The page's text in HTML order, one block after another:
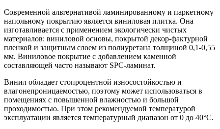
Современной альтернативой ламинированному и паркетному
напольному покрытию является виниловая плитка. Она
изготавливается с применением экологически чистых
материалов: виниловой основы, покрытой декор-фактурной
пленкой и защитным слоем из полиуретана толщиной 0,1-0,55
мм. Виниловое покрытие с добавлением каменной
составляющей часто называют SPC-ламинат.
Винил обладает стопроцентной износостойкостью и
влагонепроницаемостью, поэтому может использоваться в
помещениях с повышенной влажностью и большой
проходимостью. При этом рекомендуемой температурой
эксплуатации является температурный диапазон от 0 до 40°С.